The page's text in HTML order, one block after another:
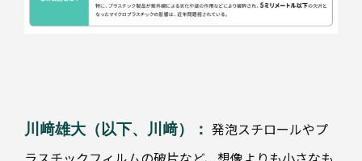
川﨑雄大（以下、川﨑）： 発泡スチロールやプ